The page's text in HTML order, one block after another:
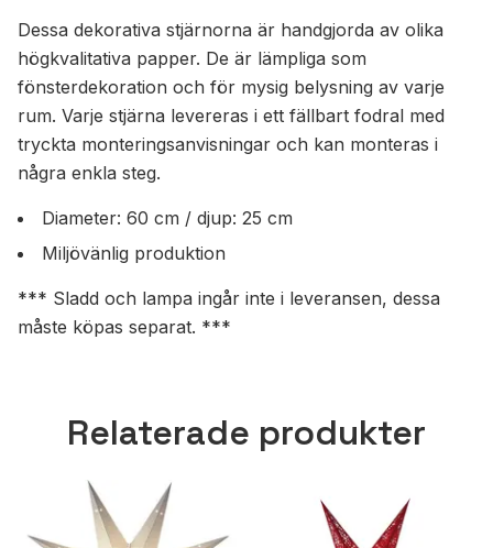
Dessa dekorativa stjärnorna är handgjorda av olika
högkvalitativa papper. De är lämpliga som
fönsterdekoration och för mysig belysning av varje
rum. Varje stjärna levereras i ett fällbart fodral med
tryckta monteringsanvisningar och kan monteras i
några enkla steg.
Diameter: 60 cm / djup: 25 cm
Miljövänlig produktion
*** Sladd och lampa ingår inte i leveransen, dessa
måste köpas separat. ***
Relaterade produkter